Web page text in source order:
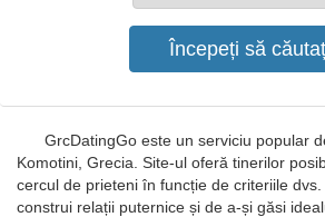
GrcDatingGo este un serviciu popular
Komotini, Grecia. Site-ul oferă tinerilor
cercul de prieteni în funcție de criteriile
construi relații puternice și de a-și găsi